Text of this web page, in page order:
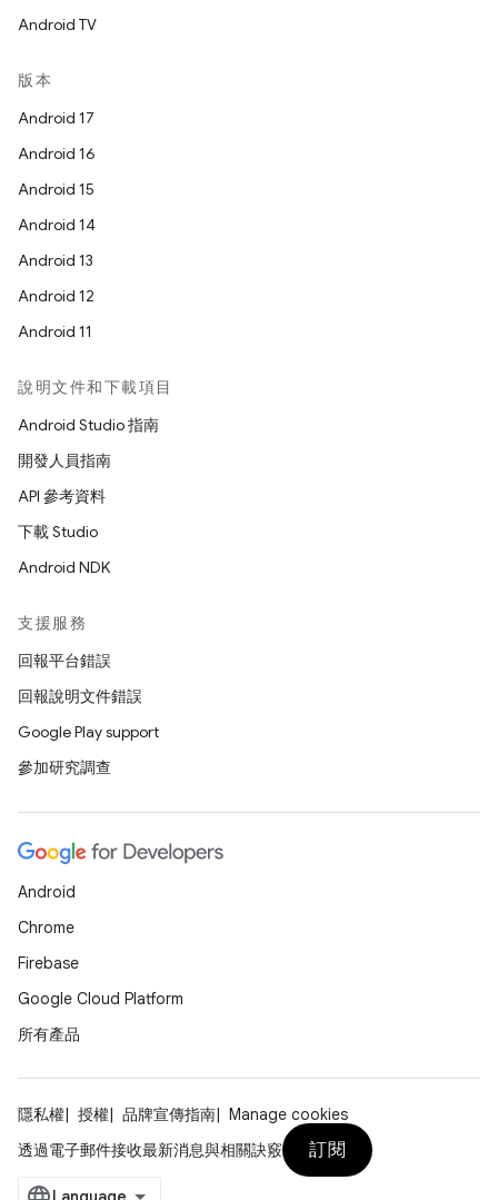
Android TV
版本
Android 17
Android 16
Android 15
Android 14
Android 13
Android 12
Android 11
說明文件和下載項目
Android Studio 指南
開發人員指南
API 參考資料
下載 Studio
Android NDK
支援服務
回報平台錯誤
回報說明文件錯誤
Google Play support
參加研究調查
Android
Chrome
Firebase
Google Cloud Platform
所有產品
隱私權 授權 品牌宣傳指南
Manage cookies
透過電子郵件接收最新消息與相關訣竅
訂閱